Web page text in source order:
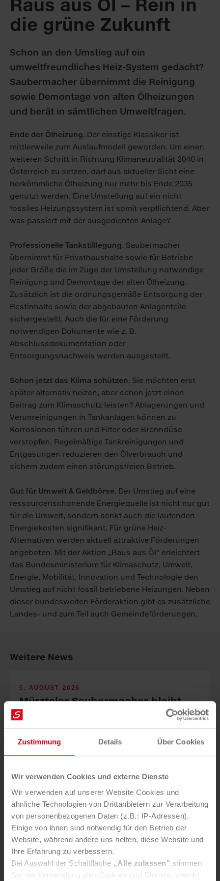
Zustimmung Details Über Cookies
Wir verwenden Cookies und externe Dienste
Wir verwenden auf unserer Website Cookies und
ähnliche Technologien von Drittanbietern zur Verarbeitung
von personenbezogenen Daten (z.B.: IP-Adressen).
Einige von ihnen sind notwendig für den Betrieb der
Website, während andere uns helfen, diese Website und
Ihre Erfahrung zu verbessern.
Bei Auswahl der Schaltfläche „Alle zulassen" stimmen
Sie der Verwendung aller Cookies und Dienste, sowohl
Raus aus Öl – Rein in
die grüne Zukunft
Schon an den Umstieg auf ein
umweltfreundliches Heiz-System gedacht?
Saubermacher übernimmt die Reinigung
sowie Demontage von alten Ölheizungen
und berät in sämtlichen Umweltfragen.
Ende der Ölheizung. Der einstige Klassiker ist
mittlerweile zum Auslaufmodell geworden. Um einen
weiteren Schritt in Richtung Klimaneutralität 2040 in
Österreich zu setzen, darf aus aktueller Sicht eine
herkömmliche Ölheizung nur mehr bis Ende 2035
genutzt werden. Eine Umstellung auf ein nicht
fossiles Heizungssystem ist somit verpflichtend. Aber
was passiert mit der ausgedienten Anlage?
Professionelle Tankstilllegung. Saubermacher
übernimmt für Privathaushalte sowie für Betriebe
jeder Größe die im Zuge der Umstellung notwendige
Reinigung und Demontage der alten Ölheizung.
Zusätzlich ist die ordnungsgemäße Entsorgung der
Restinhalte sowie der abgebauten Anlagenteile
sichergestellt. Auch die für eine Förderung
notwendigen Dokumente wie z. B.
Abschlussdokumentation oder
Entsorgungsnachweis werden ausgestellt.
Schon jetzt das Klima schützen. Sie möchten erst
später alternativ heizen, aber schon jetzt einen
Beitrag zum Klimaschutz leisten? Ablagerungen und
Verunreinigungen in Tankanlagen können zu
Korrosionen führen und Filter oder Brenndüse
verstopfen. Regelmäßige Tankreinigungen und
Entgasungen reduzieren den Ölverbrauch und
sichern zudem einen störungsfreien Betrieb.
Gut für Umwelt & Geldbörse. Der Umstieg auf eine
ressourcenschonende Energiequelle ist nicht nur gut
für die Umwelt, sondern senkt auch die laufenden
Energiekosten signifikant. Für grüne Heiz-
Alternativen werden aktuell attraktive Förderungen
angeboten. Mit der Aktion „Raus aus Öl“ erleichtert
das Bundesministerium für Klimaschutz, Umwelt,
Energie, Mobilität, Innovation und Technologie den
Umstieg auf nicht fossil betriebene Heizungen. Neben
dieser bundesweiten Förderaktion gibt es zusätzliche
Landes- und zum Teil auch Gemeindeförderungen.
Weitere News
5. AUGUST 2026
Mürztaler Sauber­macher bleibt
starker Part­ner der Stadt
Die Mürztaler Sauber­macher GmbH stärkt mit ge­zielten
In­vest­itionen Service­qualität, Arbeits­plätze und Kreis­
lauf­wirt­schaft in der Re­gion.